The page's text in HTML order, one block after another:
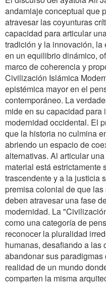
andamiaje conceptual que
atravesar las coyunturas
capacidad para articular
tradición y la innovación,
en un equilibrio dinámico,
marco de coherencia y
Civilización Islámica
epistémica mayor en el
contemporáneo. La
mide en su capacidad
modernidad occidental. El
que la historia no culmina
abriendo un espacio de
alternativas. Al articular
material está estrictamente
trascendente y a la justicia
premisa colonial de que
deben atravesar una fase
modernidad. La
como una categoría de
reconocer la pluralidad
humanas, desafiando a
abandonar sus
realidad de un mundo
comparten la misma